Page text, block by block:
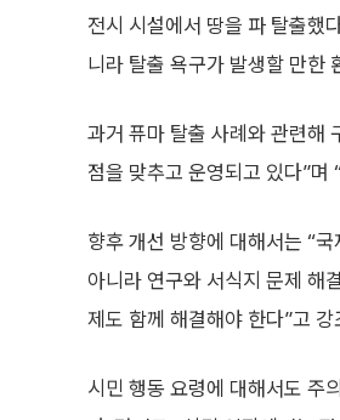
전시 시설에서 땅을 파 탈출했
니라 탈출 욕구가 발생할 만한
과거 퓨마 탈출 사례와 관련해
점을 맞추고 운영되고 있다”며
향후 개선 방향에 대해서는 “
아니라 연구와 서식지 문제 해
제도 함께 해결해야 한다”고 강
시민 행동 요령에 대해서도 주